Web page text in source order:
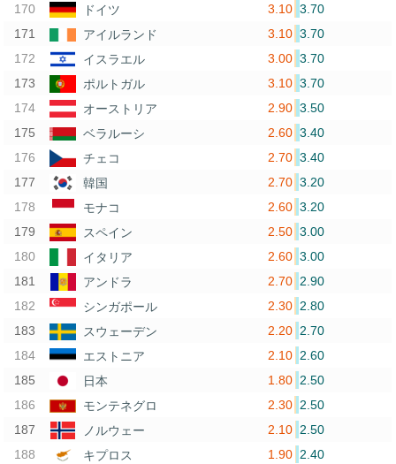
ドイツ
3.10 3.70
アイルランド
3.10 3.70
イスラエル
3.00 3.70
ポルトガル
3.10 3.70
オーストリア
2.90 3.50
ベラルーシ
2.60 3.40
チェコ
2.70 3.40
韓国
2.70 3.20
モナコ
2.60 3.20
スペイン
2.50 3.00
イタリア
2.60 3.00
アンドラ
2.70 2.90
シンガポール
2.30 2.80
スウェーデン
2.20 2.70
エストニア
2.10 2.60
日本
1.80 2.50
モンテネグロ
2.30 2.50
ノルウェー
2.10 2.50
キプロス
1.90 2.40